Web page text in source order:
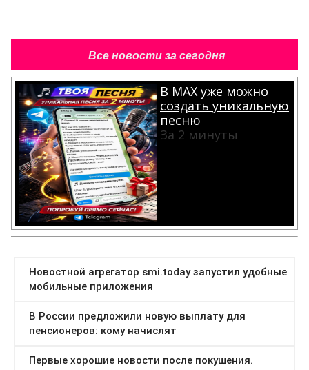
Все новости за сегодня
В MAX уже можно
создать уникальную
песню
За 2 минуты